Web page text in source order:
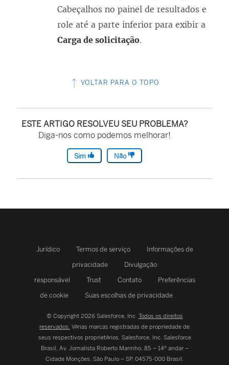
Cabeçalhos no painel de resultados e
role até a parte inferior para exibir a
Carga de solicitação.
VOLTAR PARA O TOPO
ESTE ARTIGO RESOLVEU SEU PROBLEMA?
Diga-nos como podemos melhorar!
Sim Não
Jurídico Termos de serviço
Informações de
privacidade
Divulgação
responsável
Trust Contato
Preferências
de cookie
Suas escolhas de privacidade
© Copyright 2026 Salesforce, Inc. Todos os direitos
reservados. Várias marcas registradas de propriedade de
seus respectivos proprietários. Salesforce, Inc. Salesforce
Brasil, Av. Jornalista Roberto Marinho, 85 – 14º andar –
Cidade Monções, São Paulo – SP, 04575-000 Brasil.